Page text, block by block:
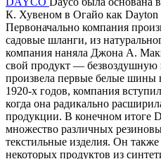
К. Хувеном в Огайо как Dayton
Первоначально компания
садовые шланги, из
компания наняла Джона А.
свой продукт —
произвела первые белые шины
1920-х годов, компания
когда она радикально
продукции. В конечном итоге
множество различных
текстильные изделия. Он
некоторых продуктов из